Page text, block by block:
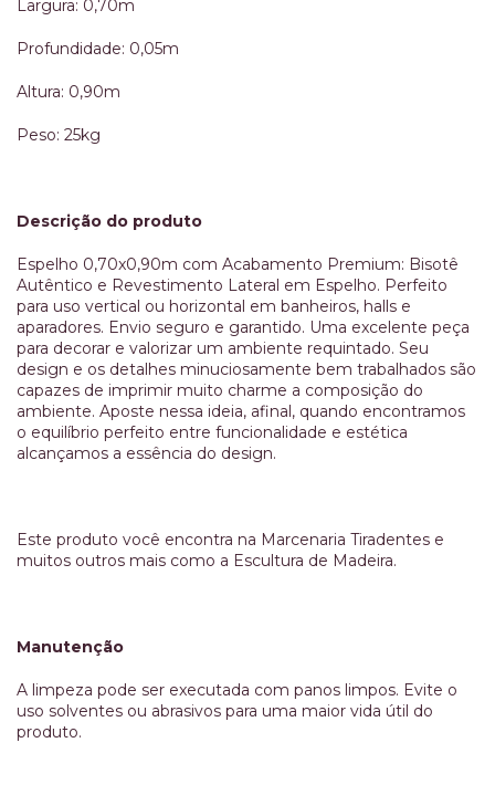
Largura: 0,70m
Profundidade: 0,05m
Altura: 0,90m
Peso: 25kg
Descrição do produto
Espelho 0,70x0,90m com Acabamento Premium: Bisotê
Autêntico e Revestimento Lateral em Espelho. Perfeito
para uso vertical ou horizontal em banheiros, halls e
aparadores. Envio seguro e garantido. Uma excelente peça
para decorar e valorizar um ambiente requintado. Seu
design e os detalhes minuciosamente bem trabalhados são
capazes de imprimir muito charme a composição do
ambiente. Aposte nessa ideia, afinal, quando encontramos
o equilíbrio perfeito entre funcionalidade e estética
alcançamos a essência do design.
Este produto você encontra na Marcenaria Tiradentes e
muitos outros mais como a Escultura de Madeira.
Manutenção
A limpeza pode ser executada com panos limpos. Evite o
uso solventes ou abrasivos para uma maior vida útil do
produto.